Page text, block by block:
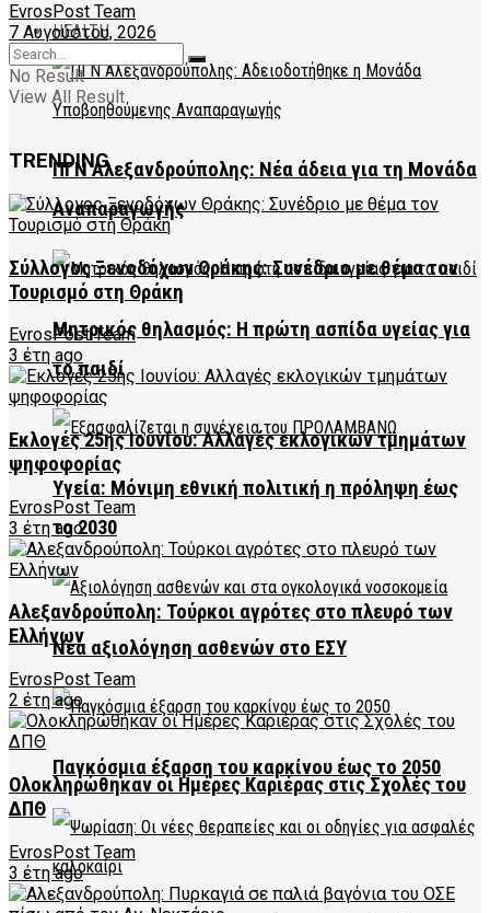
HEALTH
ΠΓΝ Αλεξανδρούπολης: Νέα άδεια για τη Μονάδα
Αναπαραγωγής
Μητρικός θηλασμός: Η πρώτη ασπίδα υγείας για
το παιδί
Υγεία: Μόνιμη εθνική πολιτική η πρόληψη έως
το 2030
Νέα αξιολόγηση ασθενών στο ΕΣΥ
Παγκόσμια έξαρση του καρκίνου έως το 2050
EvrosPost Team
7 Αυγούστου, 2026
No Result
View All Result
TRENDING
Σύλλογος Ξενοδόχων Θράκης: Συνέδριο με θέμα τον
Τουρισμό στη Θράκη
EvrosPost Team
3 έτη ago
Εκλογές 25ης Ιουνίου: Αλλαγές εκλογικών τμημάτων
ψηφοφορίας
EvrosPost Team
3 έτη ago
Αλεξανδρούπολη: Τούρκοι αγρότες στο πλευρό των
Ελλήνων
EvrosPost Team
2 έτη ago
Ολοκληρώθηκαν οι Ημέρες Καριέρας στις Σχολές του
ΔΠΘ
EvrosPost Team
3 έτη ago